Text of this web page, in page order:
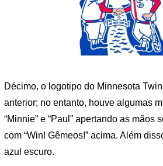
Décimo, o logotipo do Minnesota
anterior; no entanto, houve algumas
“Minnie” e “Paul” apertando as mãos
com “Win! Gêmeos!” acima. Além
azul escuro.